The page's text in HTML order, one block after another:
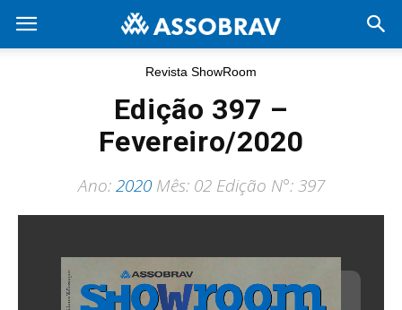
Revista ShowRoom
Edição 397 –
Fevereiro/2020
Ano:2020Mês: 02 Edição N°: 397